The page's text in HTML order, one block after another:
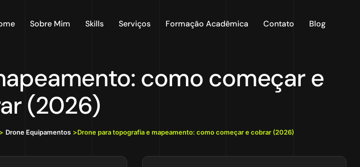
Sobre Mim Skills Serviços Formação Acadêmica Contato Blog
como começar e
(2026)
> Drone Equipamentos >Drone para topografia e mapeamento: como começar e cobrar (2026)